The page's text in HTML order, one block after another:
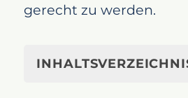
gerecht zu werden.